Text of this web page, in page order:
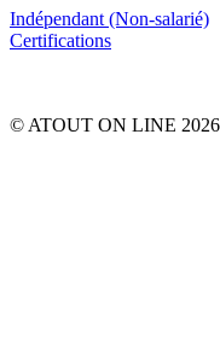
Indépendant (Non-salarié)
Certifications
© ATOUT ON LINE 2026